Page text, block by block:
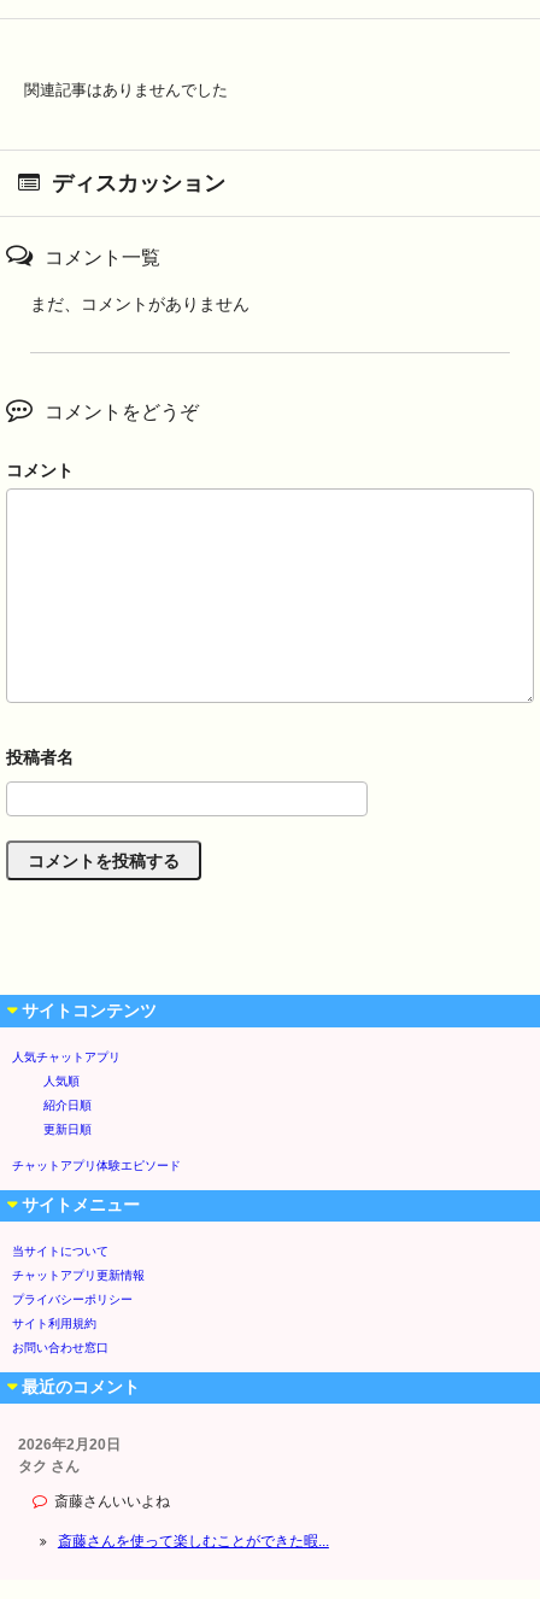
関連記事はありませんでした
ディスカッション
コメント一覧
まだ、コメントがありません
コメントをどうぞ
コメント
サイトコンテンツ
人気チャットアプリ
人気順
紹介日順
更新日順
チャットアプリ体験エピソード
サイトメニュー
当サイトについて
チャットアプリ更新情報
プライバシーポリシー
サイト利用規約
お問い合わせ窓口
最近のコメント
2026年2月20日
タク さん
斎藤さんいいよね
斎藤さんを使って楽しむことができた暇...